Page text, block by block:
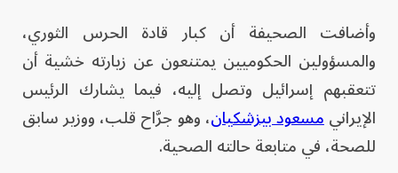
وأضافت الصحيفة أن كبار قادة الحرس الثوري،
والمسؤولين الحكوميين يمتنعون عن زيارته خشية أن
تتعقبهم إسرائيل وتصل إليه، فيما يشارك الرئيس
الإيرانيمسعود بيزشكيان، وهو جرَّاح قلب، ووزير سابق
للصحة، في متابعة حالته الصحية.